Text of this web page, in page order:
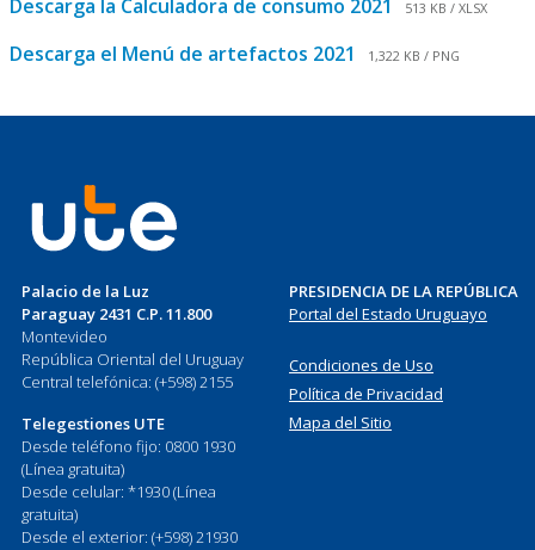
Descarga la Calculadora de consumo 2021 513 KB / XLSX
Descarga el Menú de artefactos 2021 1,322 KB / PNG
Palacio de la Luz
Paraguay 2431 C.P. 11.800
Montevideo
República Oriental del Uruguay
Central telefónica: (+598) 2155
Telegestiones UTE
Desde teléfono fijo: 0800 1930
(Línea gratuita)
Desde celular: *1930 (Línea
gratuita)
Desde el exterior: (+598) 21930
PRESIDENCIA DE LA REPÚBLICA
Portal del Estado Uruguayo
Condiciones de Uso
Política de Privacidad
Mapa del Sitio